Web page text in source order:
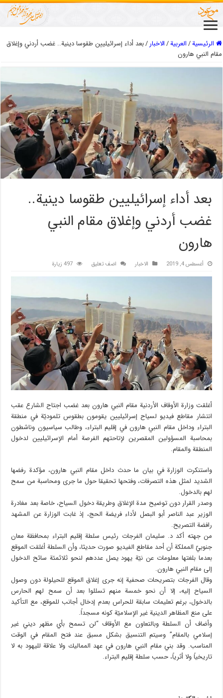
الرئيسية/العربیة/الاخبار/بعد أداء إسرائيليين طقوسا دينية.. غضب أردني وإغلاق
مقام النبي هارون
بعد أداء إسرائيليين طقوسا دينية..
غضب أردني وإغلاق مقام النبي
هارون
أغسطس 4, 2019 الاخبار اضف تعليق 497 زيارة
أغلقت وزارة الأوقاف الأردنية مقام النبي هارون بعد غضب اجتاح الشارع عقب
انتشار مقاطع فيديو لسياح إسرائيليين يقومون بطقوس تلموديّة في منطقة
البتراء وداخل مقام النبي هارون في إقليم البتراء، وطالب سياسيون وناشطون
بمحاسبة المسؤولين المقصرين لإتاحتهم الفرصة أمام الإسرائيليين لدخول
المنطقة والمقام.
واستنكرت الوزارة في بيان ما حدث داخل مقام النبي هارون، مؤكدة رفضها
الشديد لمثل هذه التصرفات، وفتحها تحقيقا حول ما جرى ومحاسبة من سمح
لهم بالدخول.
وصدر القرار دون توضيح مدة الإغلاق وطريقة دخول السياح، خاصة بعد مغادرة
الوزير عبد الناصر أبو البصل لأداء فريضة الحج، إذ غابت الوزارة عن المشهد
رافضة التصريح.
من جهته أكد د. سليمان الفرجات رئيس سلطة إقليم البتراء بمحافظة معان
جنوبيّ المملكة أن أحد مقاطع الفيديو صورت حديثا، وأن السلطة أغلقت الموقع
بعدما بلغتها معلومات عن نيّة يهود يصل عددهم لنحو ثلاثمئة سائح الدخول
إلى مقام النبي هارون.
وقال الفرجات بتصريحات صحفية إنه جرى إغلاق الموقع للحيلولة دون وصول
السياح إليه، إلا أن نحو خمسة منهم تسللوا بعد أن سمح لهم الحارس
بالدخول، برغم تعليمات سابقة للحراس بعدم إدخال أجانب للموقع، مع التأكيد
على منع المظاهر الدينية غير الإسلاميّة كونه مسجداً.
وأضاف أن السلطة وبالتعاون مع الأوقاف “لن تسمح بأي مظهر ديني غير
إسلامي بالمقام” وسيتم التنسيق بشكل مسبق عند فتح المقام في الوقت
المناسب. وقد بني مقام النبي هارون في عهد المماليك ولا علاقة لليهود به لا
تاريخياً ولا أثرياً، حسب سلطة إقليم البتراء.